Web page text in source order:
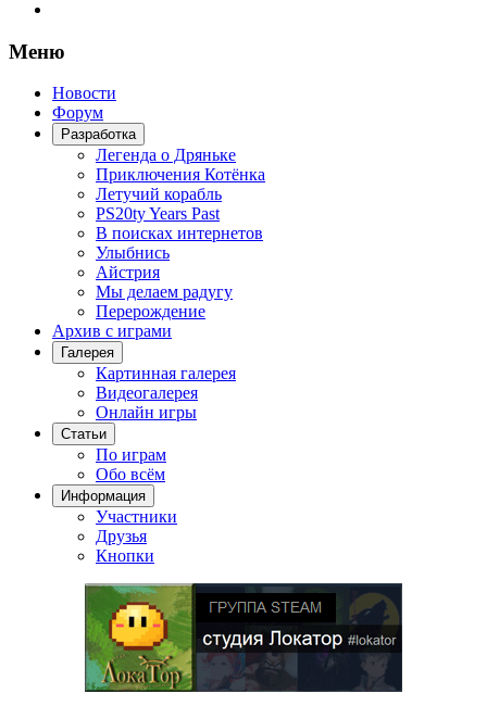
Меню
Новости
Форум
Разработка
Легенда о Дряньке
Приключения Котёнка
Летучий корабль
PS20ty Years Past
В поисках интернетов
Улыбнись
Айстрия
Мы делаем радугу
Перерождение
Архив с играми
Галерея
Картинная галерея
Видеогалерея
Онлайн игры
Статьи
По играм
Обо всём
Информация
Участники
Друзья
Кнопки